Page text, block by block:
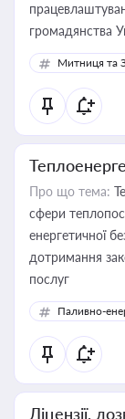
громадянства
Митниця та
Про що тема:
сфери
енергетичної
дотримання
послуг
Паливно-
Ліцензії,